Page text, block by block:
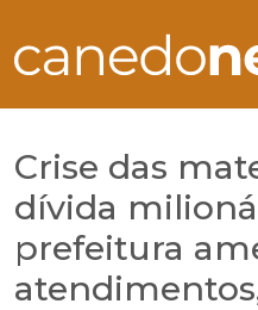
Crise das
dívida
prefeitura